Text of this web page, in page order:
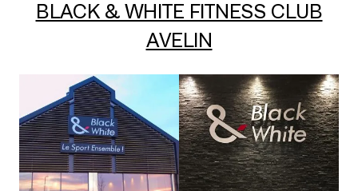
BLACK & WHITE FITNESS CLUB
AVELIN